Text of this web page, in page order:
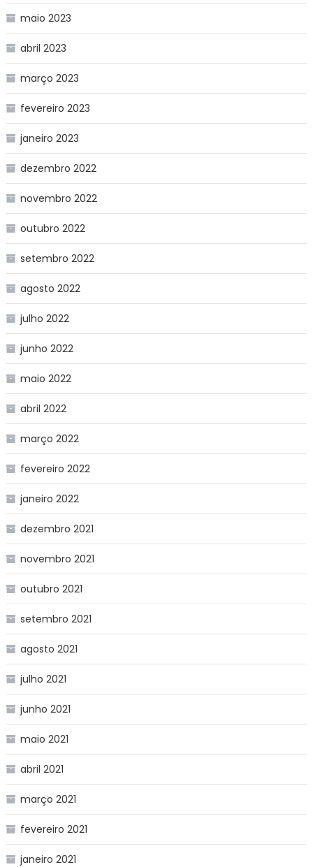
maio 2023
abril 2023
março 2023
fevereiro 2023
janeiro 2023
dezembro 2022
novembro 2022
outubro 2022
setembro 2022
agosto 2022
julho 2022
junho 2022
maio 2022
abril 2022
março 2022
fevereiro 2022
janeiro 2022
dezembro 2021
novembro 2021
outubro 2021
setembro 2021
agosto 2021
julho 2021
junho 2021
maio 2021
abril 2021
março 2021
fevereiro 2021
janeiro 2021